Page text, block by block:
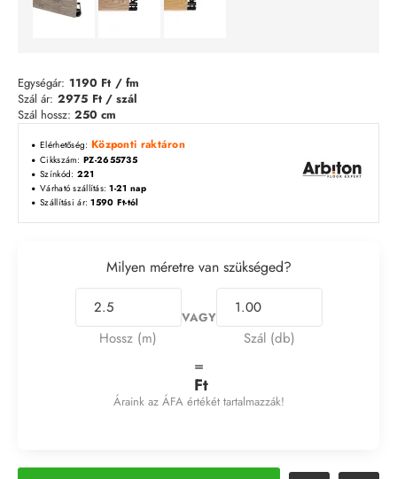
Egységár: 1190 Ft / fm
Szál ár: 2975 Ft / szál
Szál hossz: 250 cm
Elérhetőség: Központi raktáron
Cikkszám: PZ-2655735
Színkód: 221
Várható szállítás: 1-21 nap
Szállítási ár: 1590 Ft-tól
Milyen méretre van szükséged?
Hossz (m)
VAGY
Szál (db)
=
Ft
Áraink az ÁFA értékét tartalmazzák!